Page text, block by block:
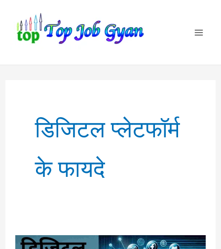
content
डिजिटल प्लेटफॉर्म
के फायदे